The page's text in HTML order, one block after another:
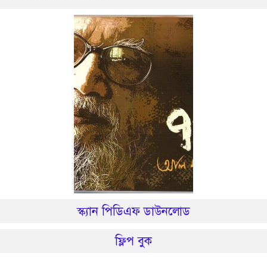
স্ক্যান পিডিএফ ডাউনলোড
ফ্লিপ বুক